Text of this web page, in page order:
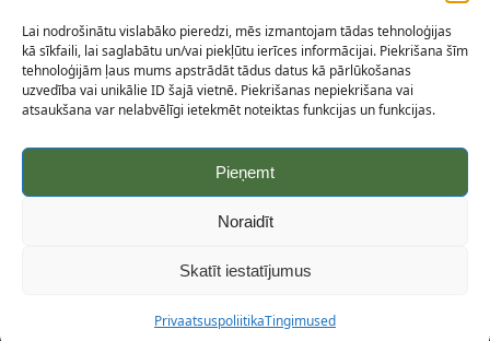
Lai nodrošinātu vislabāko pieredzi, mēs izmantojam tādas tehnoloģijas
kā sīkfaili, lai saglabātu un/vai piekļūtu ierīces informācijai. Piekrišana šīm
tehnoloģijām ļaus mums apstrādāt tādus datus kā pārlūkošanas
uzvedība vai unikālie ID šajā vietnē. Piekrišanas nepiekrišana vai
atsaukšana var nelabvēlīgi ietekmēt noteiktas funkcijas un funkcijas.
Pieņemt
Noraidīt
Skatīt iestatījumus
PrivaatsuspoliitikaTingimused
Palīdzība
INFORMĀCIJA PIRCĒJAM
Piegādes nosacījumi
Noteikumi un nosacījumi
Vietnes karte